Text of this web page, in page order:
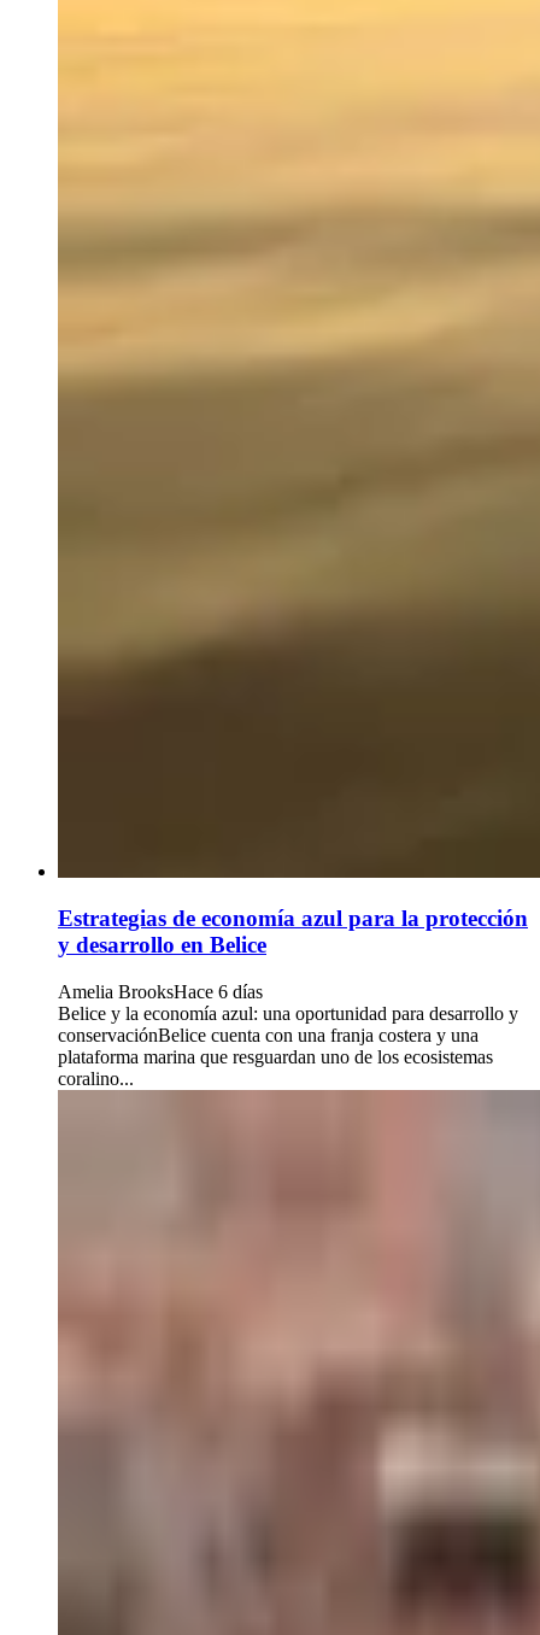
Estrategias de economía azul para la protección
y desarrollo en Belice
Amelia BrooksHace 6 días
Belice y la economía azul: una oportunidad para desarrollo y
conservaciónBelice cuenta con una franja costera y una
plataforma marina que resguardan uno de los ecosistemas
coralino...